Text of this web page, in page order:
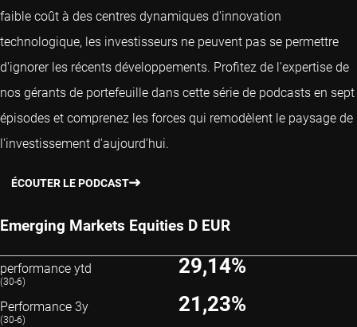
faible coût à des centres dynamiques d'innovation
technologique, les investisseurs ne peuvent pas se permettre
d'ignorer les récents développements. Profitez de l'expertise de
nos gérants de portefeuille dans cette série de podcasts en sept
épisodes et comprenez les forces qui remodèlent le paysage de
l'investissement d'aujourd'hui.
ÉCOUTER LE PODCAST
Emerging Markets Equities D EUR
performance ytd
(30-6)
29,14%
Performance 3y
(30-6)
21,23%